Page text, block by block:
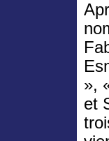
»,
et